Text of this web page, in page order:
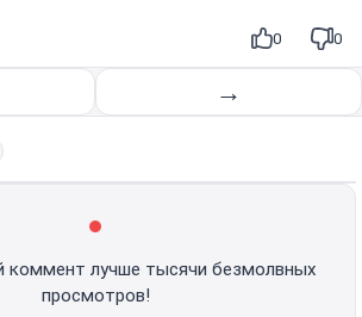
0 0
→
коммент лучше тысячи безмолвных
просмотров!